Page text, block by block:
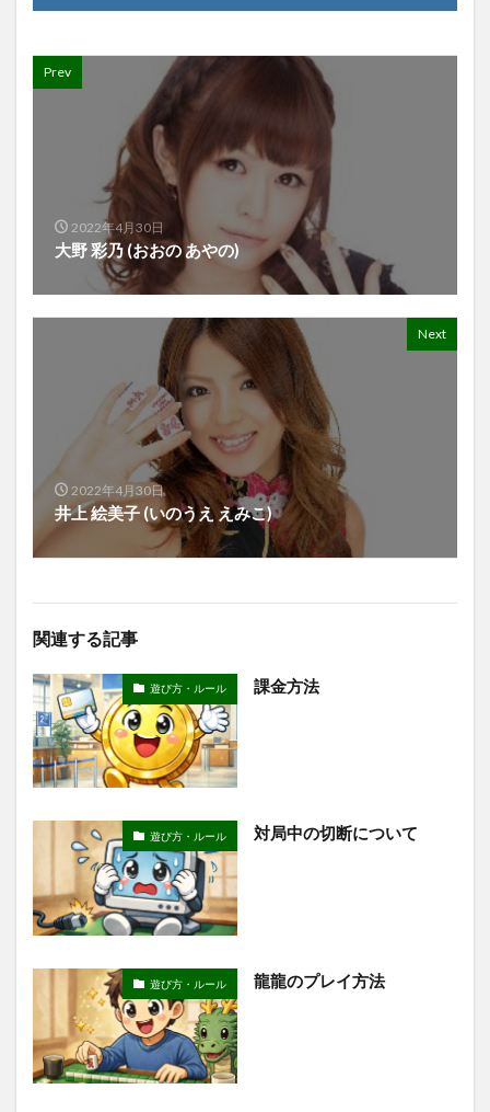
Prev
2022年4月30日
大野 彩乃 (おおの あやの)
Next
2022年4月30日
井上 絵美子 (いのうえ えみこ)
関連する記事
遊び方・ルール 課金方法
遊び方・ルール 対局中の切断について
遊び方・ルール 龍龍のプレイ方法